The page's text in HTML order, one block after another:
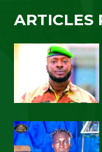
ARTICLES